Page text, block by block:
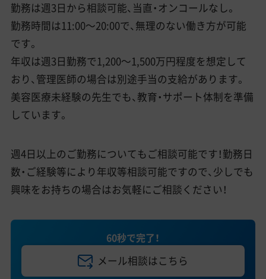
勤務は週3日から相談可能、当直・オンコールなし。
勤務時間は11:00〜20:00で、無理のない働き方が可能
です。
年収は週3日勤務で1,200〜1,500万円程度を想定して
おり、管理医師の場合は別途手当の支給があります。
美容医療未経験の先生でも、教育・サポート体制を準備
しています。
週4日以上のご勤務についてもご相談可能です！勤務日
数・ご経験等により年収等相談可能ですので、少しでも
興味をお持ちの場合はお気軽にご相談ください！
60秒で完了！
メール相談はこちら